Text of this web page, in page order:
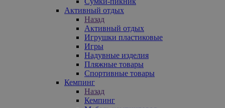
Активный отдых
Назад
Активный отдых
Игрушки пластиковые
Игры
Надувные изделия
Пляжные товары
Спортивные товары
Кемпинг
Назад
Кемпинг